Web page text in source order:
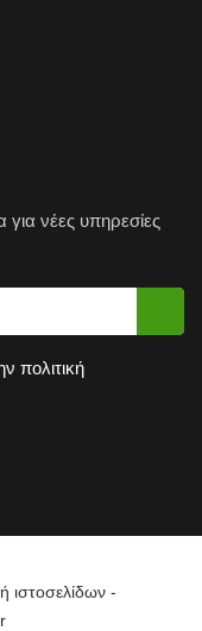
νέες υπηρεσίες
πολιτική
-